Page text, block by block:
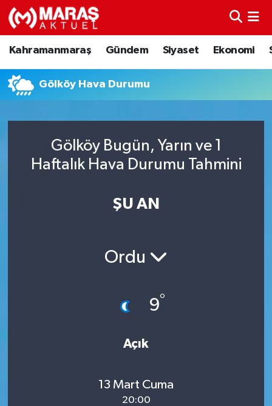
Kahramanmaraş Gündem Siyaset Ekonomi
Gölköy Hava Durumu
Gölköy Bugün, Yarın ve 1
Haftalık Hava Durumu Tahmini
ŞU AN
Ordu
9°
Açık
13 Mart Cuma
20:00
Kahramanmaraş
Ekonomi
Spor
Nöbetçi Eczaneler
Trafik Durumu
TFF 3.Lig 4.Grup Puan Durumu ve Fikstür